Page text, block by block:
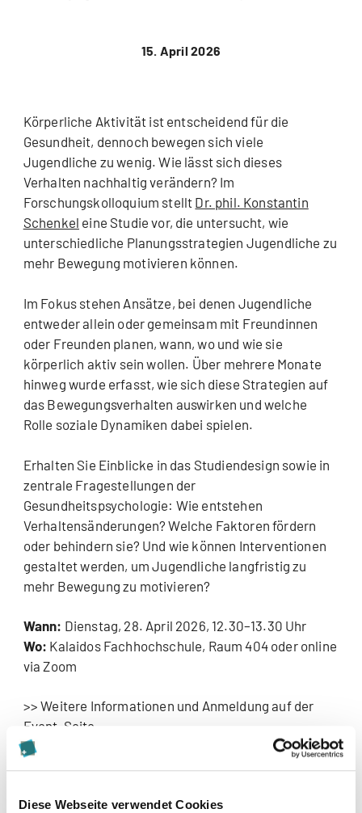
Diese Webseite verwendet Cookies
15. April 2026
Körperliche Aktivität ist entscheidend für die
Gesundheit, dennoch bewegen sich viele
Jugendliche zu wenig. Wie lässt sich dieses
Verhalten nachhaltig verändern? Im
Forschungskolloquium stellt Dr. phil. Konstantin
Schenkel eine Studie vor, die untersucht, wie
unterschiedliche Planungsstrategien Jugendliche zu
mehr Bewegung motivieren können.
Im Fokus stehen Ansätze, bei denen Jugendliche
entweder allein oder gemeinsam mit Freundinnen
oder Freunden planen, wann, wo und wie sie
körperlich aktiv sein wollen. Über mehrere Monate
hinweg wurde erfasst, wie sich diese Strategien auf
das Bewegungsverhalten auswirken und welche
Rolle soziale Dynamiken dabei spielen.
Erhalten Sie Einblicke in das Studiendesign sowie in
zentrale Fragestellungen der
Gesundheitspsychologie: Wie entstehen
Verhaltensänderungen? Welche Faktoren fördern
oder behindern sie? Und wie können Interventionen
gestaltet werden, um Jugendliche langfristig zu
mehr Bewegung zu motivieren?
Wann: Dienstag, 28. April 2026, 12.30–13.30 Uhr
Wo: Kalaidos Fachhochschule, Raum 404 oder online
via Zoom
>> Weitere Informationen und Anmeldung auf der
Event-Seite
Wir freuen uns auf Ihre Teilnahme!